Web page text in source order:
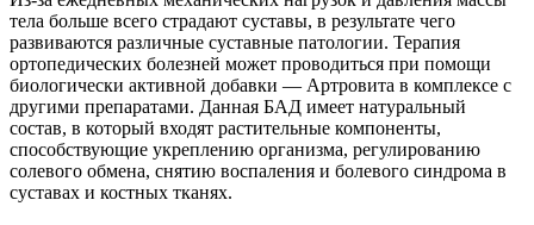
тела больше всего страдают суставы, в результате чего
развиваются различные суставные патологии. Терапия
ортопедических болезней может проводиться при помощи
биологически активной добавки — Артровита в комплексе с
другими препаратами. Данная БАД имеет натуральный
состав, в который входят растительные компоненты,
способствующие укреплению организма, регулированию
солевого обмена, снятию воспаления и болевого синдрома в
суставах и костных тканях.